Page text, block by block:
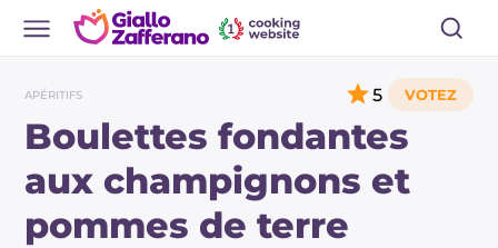
APÉRITIFS
Boulettes fondantes
aux champignons et
pommes de terre
5